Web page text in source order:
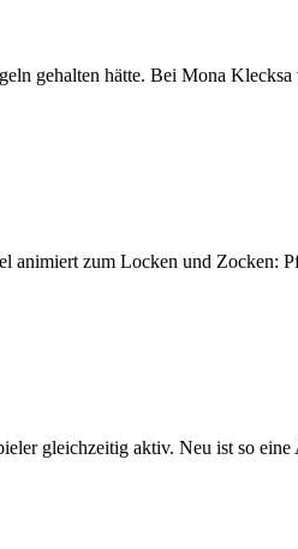
gehalten hätte. Bei Mona
zum Locken und Zocken:
gleichzeitig aktiv. Neu ist so